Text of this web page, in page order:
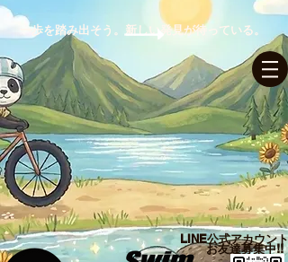
ログイン
一歩を踏み出そう。新しい発見が待っている。
LINE公式アカウント​
お友達募集中!!